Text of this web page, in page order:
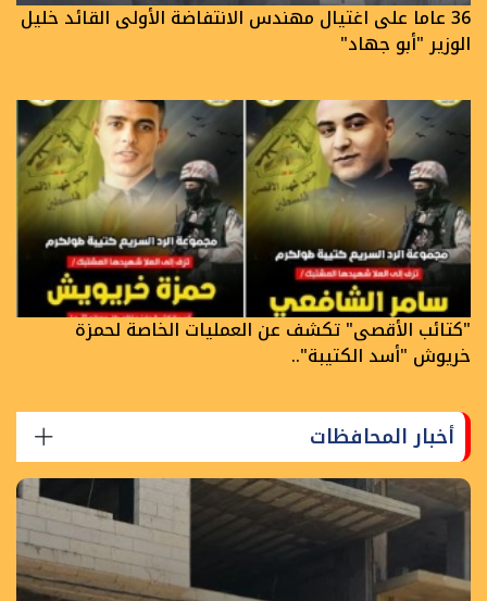
36 عاما على اغتيال مهندس الانتفاضة الأولى القائد خليل
الوزير "أبو جهاد"
"كتائب الأقصى" تكشف عن العمليات الخاصة لحمزة
خريوش "أسد الكتيبة"..
أخبار المحافظات